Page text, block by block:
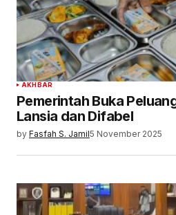
AKHBAR
Pemerintah Buka
Lansia dan Difabel
by Fasfah S. Jamil5 November 2025